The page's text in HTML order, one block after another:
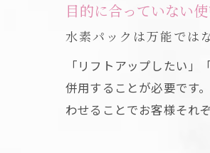
目的に合っていない
水素パックは万能では
「リフトアップしたい
併用することが必要です
わせることでお客様それ